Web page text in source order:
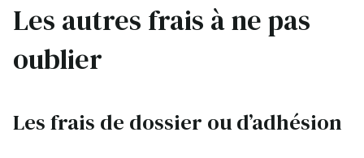
Les autres frais à ne pas
oublier
Les frais de dossier ou d’adhésion